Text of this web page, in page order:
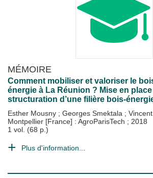
MÉMOIRE
Comment mobiliser et valoriser le
énergie à La Réunion ? Mise en
structuration d’une filière bois-
Esther Mousny ; Georges Smektala ;
Montpellier [France] : AgroParisTech ; 2018
1 vol. (68 p.)
Plus d'information...